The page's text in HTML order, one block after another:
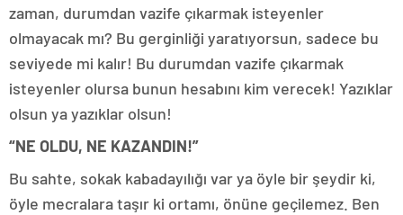
zaman, durumdan vazife çıkarmak isteyenler
olmayacak mı? Bu gerginliği yaratıyorsun, sadece bu
seviyede mi kalır! Bu durumdan vazife çıkarmak
isteyenler olursa bunun hesabını kim verecek! Yazıklar
olsun ya yazıklar olsun!
“NE OLDU, NE KAZANDIN!”
Bu sahte, sokak kabadayılığı var ya öyle bir şeydir ki,
öyle mecralara taşır ki ortamı, önüne geçilemez. Ben